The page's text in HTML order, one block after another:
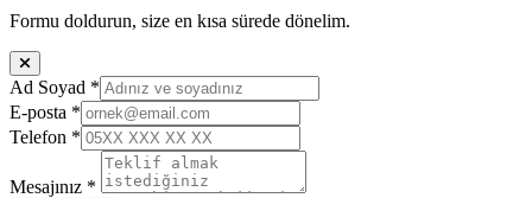
Formu doldurun, size en kısa sürede dönelim.
Ad Soyad *
E-posta *
Telefon *
Mesajınız *